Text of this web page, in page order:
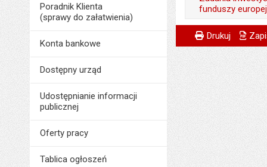
Poradnik Klienta
(sprawy do załatwienia)
Konta bankowe
Dostępny urząd
Udostępnianie informacji
publicznej
Oferty pracy
Tablica ogłoszeń
funduszy
Wytworzył:
Data wytworzenia:
Metryczka
Podmiot
Powiadom
Drukuj